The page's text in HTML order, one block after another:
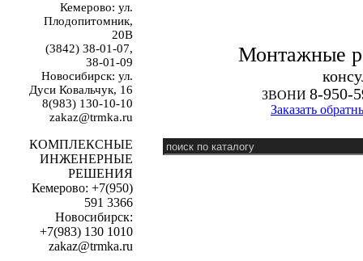
Кемерово: ул.
Плодопитомник,
20В
(3842) 38-01-07,
38-01-09
Новосибирск: ул.
Дуси Ковальчук, 16
8(983) 130-10-10
zakaz@trmka.ru
КОМПЛЕКСНЫЕ
ИНЖЕНЕРНЫЕ
РЕШЕНИЯ
Кемерово: +7(950)
591 3366
Новосибирск:
+7(983) 130 1010
zakaz@trmka.ru
Монтажные
к
ЗВОНИ 8-950-
Заказать